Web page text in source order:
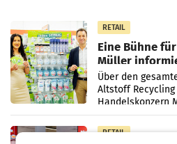
RETAIL
Eine Bühne
Müller
Über den
Altstoff Recycling
Handelskonzern
„Kreislauf-
Müller-Filialen
RETAIL